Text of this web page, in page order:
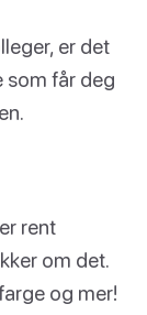
er det
som får deg
rent
om det.
og mer!